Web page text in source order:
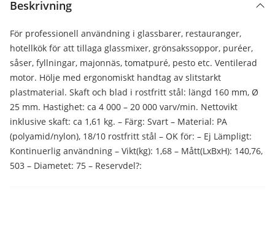
Beskrivning
För professionell användning i glassbarer, restauranger,
hotellkök för att tillaga glassmixer, grönsakssoppor, puréer,
såser, fyllningar, majonnäs, tomatpuré, pesto etc. Ventilerad
motor. Hölje med ergonomiskt handtag av slitstarkt
plastmaterial. Skaft och blad i rostfritt stål: längd 160 mm, Ø
25 mm. Hastighet: ca 4 000 – 20 000 varv/min. Nettovikt
inklusive skaft: ca 1,61 kg. – Färg: Svart – Material: PA
(polyamid/nylon), 18/10 rostfritt stål – OK för: – Ej Lämpligt:
Kontinuerlig användning – Vikt(kg): 1,68 – Mått(LxBxH): 140,76,
503 – Diametet: 75 – Reservdel?: